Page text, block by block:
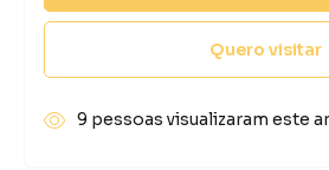
Quero visitar
9 pessoas visualizaram este